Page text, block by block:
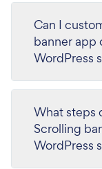
Can I
banner app
WordPress
What steps
Scrolling
WordPress